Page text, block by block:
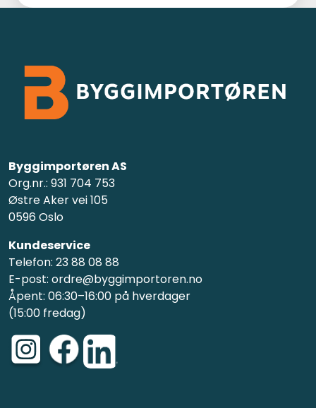
Byggimportøren AS
Org.nr.: 931 704 753
Østre Aker vei 105
0596 Oslo
Kundeservice
Telefon: 23 88 08 88
E-post: ordre@byggimportoren.no
Åpent: 06:30–16:00 på hverdager
(15:00 fredag)